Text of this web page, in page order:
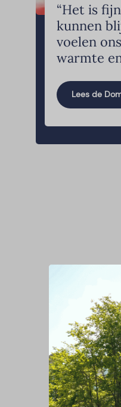
“Het is
kunnen
voelen
warmte
Lees de